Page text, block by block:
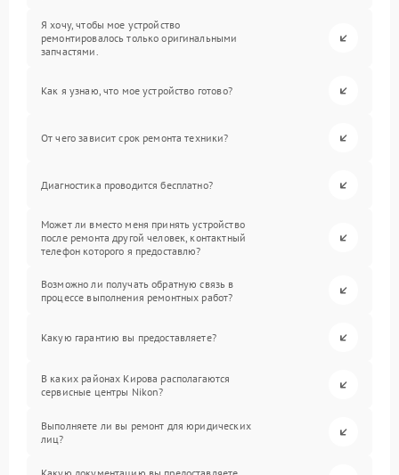
Я хочу, чтобы мое устройство
ремонтировалось только оригинальными
запчастями.
Как я узнаю, что мое устройство готово?
От чего зависит срок ремонта техники?
Диагностика проводится бесплатно?
Может ли вместо меня принять устройство
после ремонта другой человек, контактный
телефон которого я предоставлю?
Возможно ли получать обратную связь в
процессе выполнения ремонтных работ?
Какую гарантию вы предоставляете?
В каких районах Кирова располагаются
сервисные центры Nikon?
Выполняете ли вы ремонт для юридических
лиц?
Какую документацию вы предоставляете